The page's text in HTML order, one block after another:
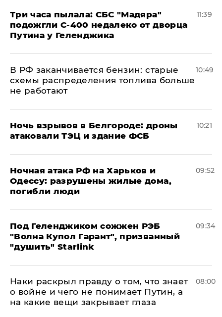
Три часа пылала: СБС "Мадяра"
подожгли С-400 недалеко от дворца
Путина у Геленджика
11:39
​В РФ заканчивается бензин: старые
схемы распределения топлива больше
не работают
10:49
​Ночь взрывов в Белгороде: дроны
атаковали ТЭЦ и здание ФСБ
10:21
​Ночная атака РФ на Харьков и
Одессу: разрушены жилые дома,
погибли люди
09:52
Под Геленджиком сожжен РЭБ
"Волна Купол Гарант", призванный
"душить" Starlink
09:34
Наки раскрыл правду о том, что знает
о войне и чего не понимает Путин, а
на какие вещи закрывает глаза
08:00